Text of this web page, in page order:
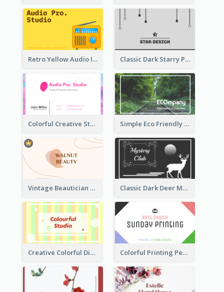
Retro Yellow Audio Interface Business Card Templates Classic Dark Starry Personal Business Card Designs
Colorful Creative Studio Business Card Layout Simple Eco Friendly Business Card Design
Vintage Beautician Business Card Maker Classic Dark Deer Mystery Business Card Maker
Creative Colorful Digital Business Card Design Colorful Printing Personal Business Card Free